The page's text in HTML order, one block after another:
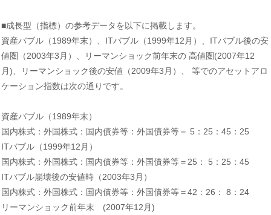
■成長型（指標）の参考データを以下に掲載します。
資産バブル（1989年末）、ITバブル（1999年12月）、ITバブル後の安
値圏（2003年3月）、リーマンショック前年末の 高値圏(2007年12
月)、リーマンショック後の安値（2009年3月）、 等でのアセットアロ
ケーション指数は次の通りです。
資産バブル（1989年末）
国内株式：外国株式：国内債券等：外国債券等＝ 5：25：45：25
ITバブル（1999年12月）
国内株式：外国株式：国内債券等：外国債券等＝25： 5：25：45
ITバブル崩壊後の安値時（2003年3月）
国内株式：外国株式：国内債券等：外国債券等＝42：26： 8：24
リーマンショック前年末 (2007年12月)